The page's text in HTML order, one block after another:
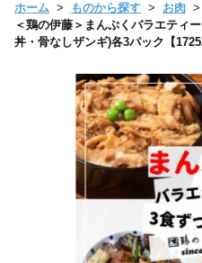
ホーム ものから探す お肉
＜鶏の伊藤＞まんぷくバラエティ
丼・骨なしザンギ)各3パック【